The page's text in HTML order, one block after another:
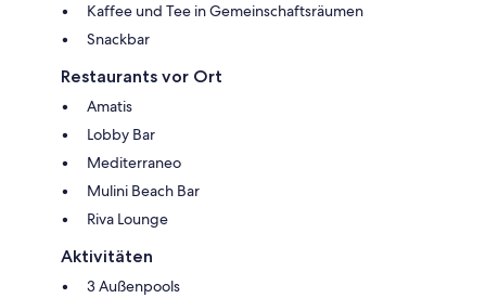
Kaffee und Tee in Gemeinschaftsräumen
Snackbar
Restaurants vor Ort
Amatis
Lobby Bar
Mediterraneo
Mulini Beach Bar
Riva Lounge
Aktivitäten
3 Außenpools